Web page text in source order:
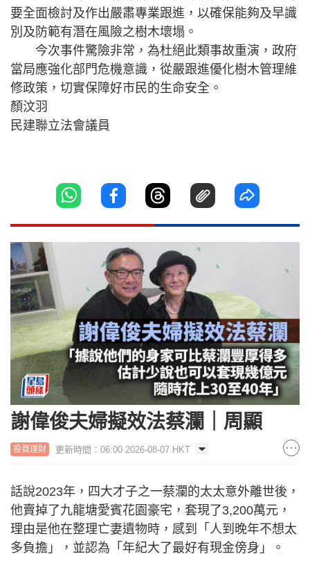
要全面檢討及作出嚴肅專業跟進，以確保能夠及早識
別及防範有潛在風險之樹木壞塌。
今次事件驚險非常，為杜絕此類事故重演，政府
當局應強化部門危機意識，從嚴跟進優化樹木管理維
修政策，切實保障好市民的生命安全。
顏汶羽
民建聯立法會議員
謝偉俊夫婦擬效法蔡瀾｜周顯
投資理財 更新時間：06:00 2026-08-07 HKT
話說2023年，四大才子之一蔡瀾的太太意外離世後，
他賣掉了九龍塘愛賓花園豪宅，套現了3,200萬元，
理由是他在整理亡妻遺物時，感到「人到晚年不想太
多負擔」，並認為「年紀大了最好有現金傍身」。